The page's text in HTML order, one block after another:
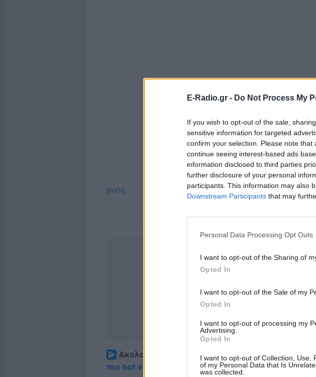
E-Radio.gr - Do Not Process My
If you wish to opt-out of the sale,
sensitive information for targeted
confirm your selection. Please note
continue seeing interest-based ads
information disclosed to third parties
further disclosure of your personal
participants. This information may also
Downstream Participants that may
Personal Data Processing Opt Outs
I want to opt-out of the Sharing of
Opted In
I want to opt-out of the Sale of my
Opted In
I want to opt-out of processing my
Advertising.
Opted In
I want to opt-out of Collection, Use,
of my Personal Data that Is
was collected.
[ΠΗΓΗ]
Ακολουθήστε το E-Radio.gr στοGoogle News
πιο hot νέα